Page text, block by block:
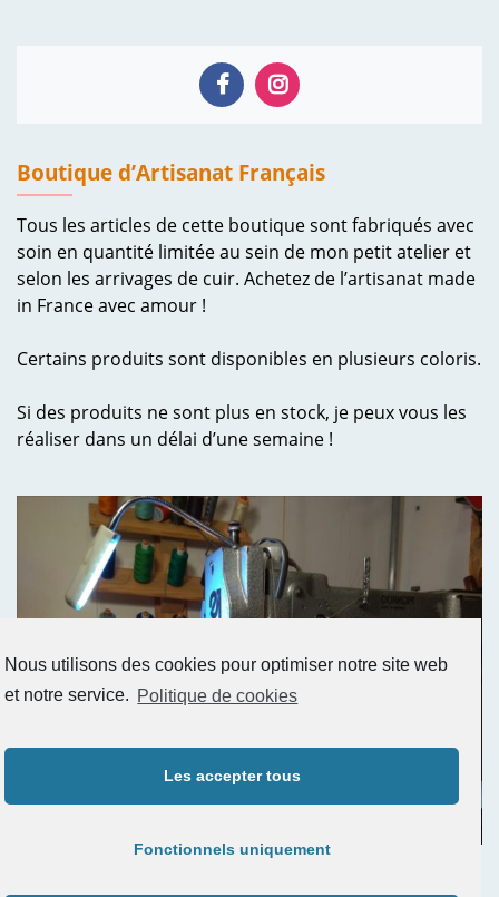
Nous utilisons des cookies pour optimiser notre site web
et notre service. Politique de cookies
Les accepter tous
Fonctionnels uniquement
Boutique d’Artisanat Français
Tous les articles de cette boutique sont fabriqués avec
soin en quantité limitée au sein de mon petit atelier et
selon les arrivages de cuir. Achetez de l’artisanat made
in France avec amour !
Certains produits sont disponibles en plusieurs coloris.
Si des produits ne sont plus en stock, je peux vous les
réaliser dans un délai d’une semaine !